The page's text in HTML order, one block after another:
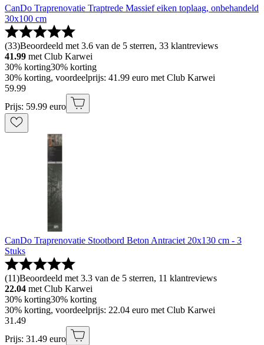
CanDo Traprenovatie Traptrede Massief eiken toplaag, onbehandeld
30x100 cm
(33)Beoordeeld met 3.6 van de 5 sterren, 33 klantreviews
41.99 met Club Karwei
30% korting30% korting
30% korting, voordeelprijs: 41.99 euro met Club Karwei
59.99
Prijs: 59.99 euro
CanDo Traprenovatie Stootbord Beton Antraciet 20x130 cm - 3
Stuks
(11)Beoordeeld met 3.3 van de 5 sterren, 11 klantreviews
22.04 met Club Karwei
30% korting30% korting
30% korting, voordeelprijs: 22.04 euro met Club Karwei
31.49
Prijs: 31.49 euro